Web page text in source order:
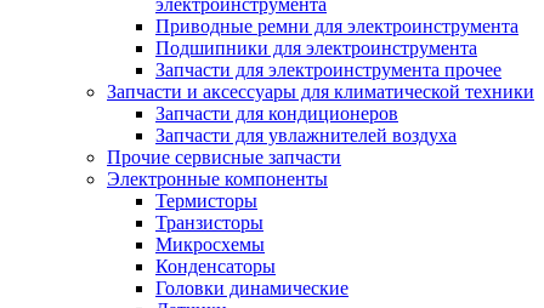
электроинструмента
Приводные ремни для электроинструмента
Подшипники для электроинструмента
Запчасти для электроинструмента прочее
Запчасти и аксессуары для климатической техники
Запчасти для кондиционеров
Запчасти для увлажнителей воздуха
Прочие сервисные запчасти
Электронные компоненты
Термисторы
Транзисторы
Микросхемы
Конденсаторы
Головки динамические